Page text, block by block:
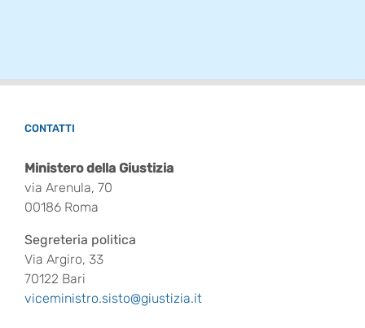
CONTATTI
Ministero della Giustizia
via Arenula, 70
00186 Roma
Segreteria politica
Via Argiro, 33
70122 Bari
viceministro.sisto@giustizia.it